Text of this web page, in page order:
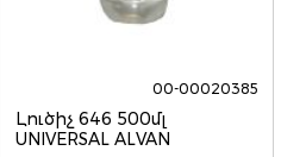
00-00020385
Լուծիչ 646 500մլ
UNIVERSAL ALVAN